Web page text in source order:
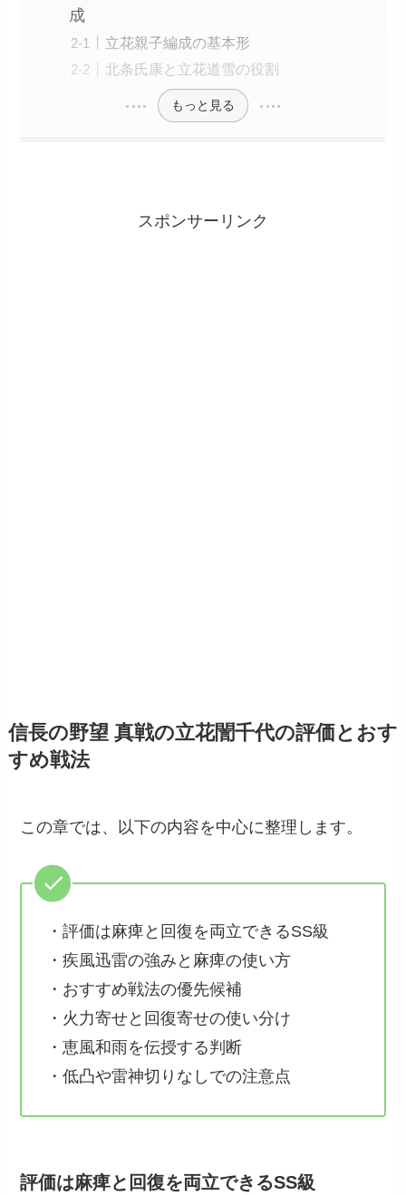
成
立花親子編成の基本形
北条氏康と立花道雪の役割
もっと見る
スポンサーリンク
信長の野望 真戦の立花誾千代の評価とおす
すめ戦法
この章では、以下の内容を中心に整理します。
・評価は麻痺と回復を両立できるSS級
・疾風迅雷の強みと麻痺の使い方
・おすすめ戦法の優先候補
・火力寄せと回復寄せの使い分け
・恵風和雨を伝授する判断
・低凸や雷神切りなしでの注意点
評価は麻痺と回復を両立できるSS級